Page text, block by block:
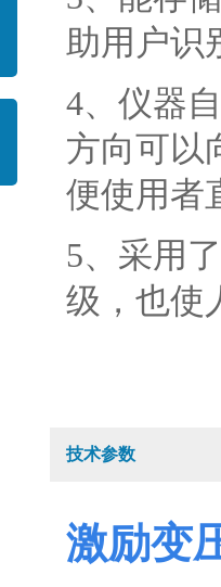
助用户识
4、仪器
方向可以
便使用者
5、采用
级，也使
技术参数
激励变